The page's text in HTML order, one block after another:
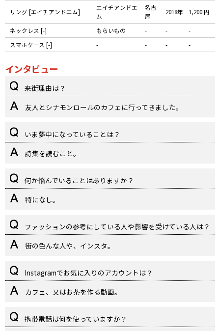
リング [エイチアンドエム]
エイチアンドエ
ム
名古
屋
2018年 1,200 円
ネックレス [-] もらいもの - -
-
スマホケース [-]
- - - -
インタビュー
来街理由は？
友人とシナモンロールのカフェに行ってきました。
いま夢中になっていることは？
詩集を読むこと。
何か悩んでいることはありますか？
特になし。
ファッションの参考にしている人や影響を受けている人は？
街の色んな人や、インスタ。
Instagramでお気に入りのアカウントは？
カフェ、又はお茶を作る動画。
携帯電話は何を使っていますか？